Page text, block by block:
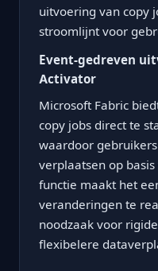
uitvoering van copy
stroomlijnt voor
Event-gedreven
Activator
Microsoft Fabric
copy jobs direct te
waardoor
verplaatsen op
functie maakt het
veranderingen te
noodzaak voor
flexibelere